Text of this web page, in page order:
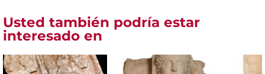
Usted también podría estar
interesado en